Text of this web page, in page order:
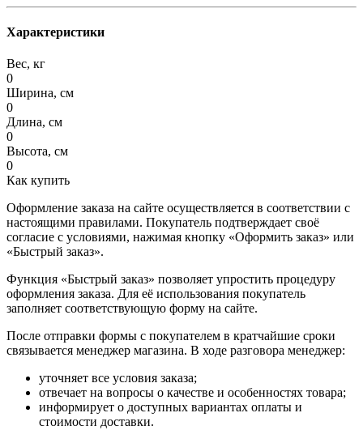
Характеристики
Вес, кг
0
Ширина, см
0
Длина, см
0
Высота, см
0
Как купить
Оформление заказа на сайте осуществляется в соответствии с
настоящими правилами. Покупатель подтверждает своё
согласие с условиями, нажимая кнопку «Оформить заказ» или
«Быстрый заказ».
Функция «Быстрый заказ» позволяет упростить процедуру
оформления заказа. Для её использования покупатель
заполняет соответствующую форму на сайте.
После отправки формы с покупателем в кратчайшие сроки
связывается менеджер магазина. В ходе разговора менеджер:
уточняет все условия заказа;
отвечает на вопросы о качестве и особенностях товара;
информирует о доступных вариантах оплаты и
стоимости доставки.